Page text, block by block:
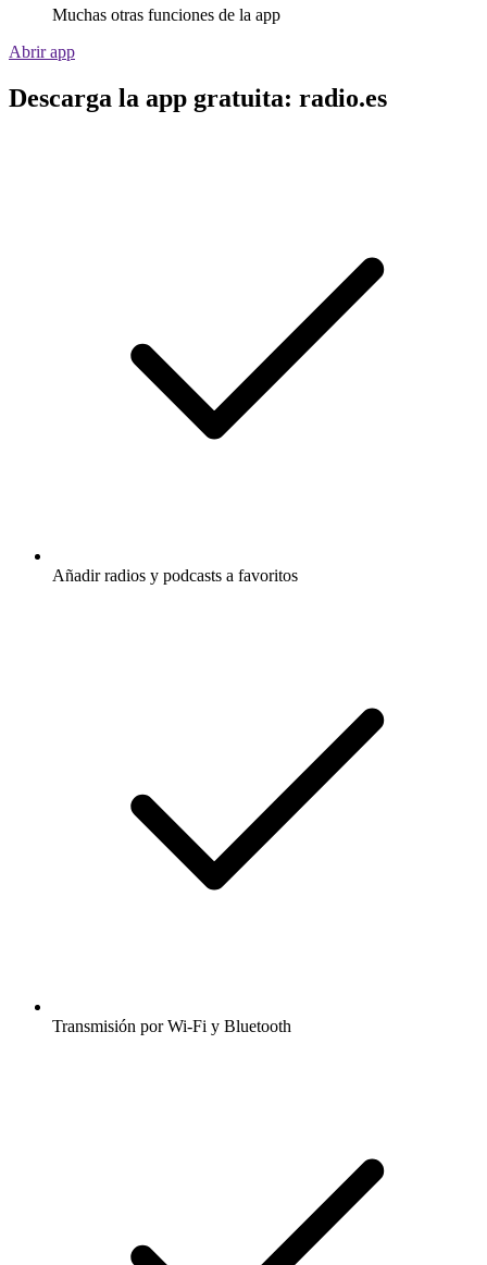
Muchas otras funciones de la app
Abrir app
Descarga la app gratuita: radio.es
Añadir radios y podcasts a favoritos
Transmisión por Wi-Fi y Bluetooth